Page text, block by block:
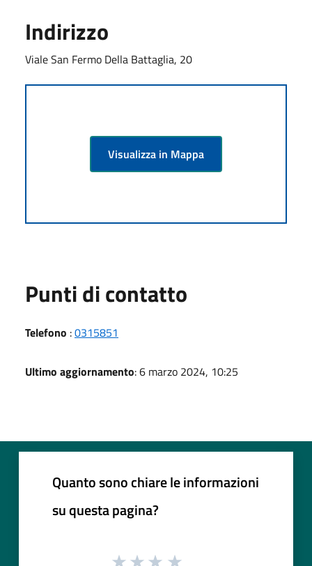
Indirizzo
Viale San Fermo Della Battaglia, 20
Visualizza in Mappa
Punti di contatto
Telefono :0315851
Ultimo aggiornamento: 6 marzo 2024, 10:25
Quanto sono chiare le informazioni
su questa pagina?